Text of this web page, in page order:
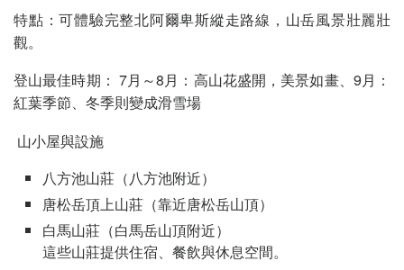
特點：可體驗完整北阿爾卑斯縱走路線，山岳風景壯麗壯
觀。
登山最佳時期： 7月～8月：高山花盛開，美景如畫、9月：
紅葉季節、冬季則變成滑雪場
山小屋與設施
八方池山莊（八方池附近）
唐松岳頂上山莊（靠近唐松岳山頂）
白馬山莊（白馬岳山頂附近）
這些山莊提供住宿、餐飲與休息空間。